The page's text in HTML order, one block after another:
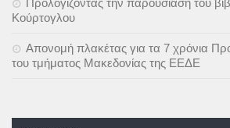
Προλογίζοντας την παρουσίαση του
Κούρτογλου
Απονομή πλακέτας για τα 7 χρόνια
του τμήματος Μακεδονίας της ΕΕΔΕ